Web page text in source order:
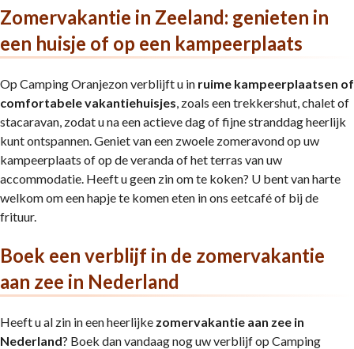
Zomervakantie in Zeeland: genieten in
een huisje of op een kampeerplaats
Op Camping Oranjezon verblijft u in ruime kampeerplaatsen of
comfortabele vakantiehuisjes, zoals een trekkershut, chalet of
stacaravan, zodat u na een actieve dag of fijne stranddag heerlijk
kunt ontspannen. Geniet van een zwoele zomeravond op uw
kampeerplaats of op de veranda of het terras van uw
accommodatie. Heeft u geen zin om te koken? U bent van harte
welkom om een hapje te komen eten in ons eetcafé of bij de
frituur.
Boek een verblijf in de zomervakantie
aan zee in Nederland
Heeft u al zin in een heerlijke zomervakantie aan zee in
Nederland? Boek dan vandaag nog uw verblijf op Camping